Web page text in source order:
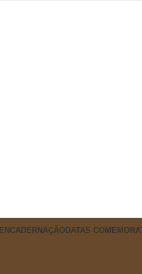
ENCADERNAÇÃO DATAS